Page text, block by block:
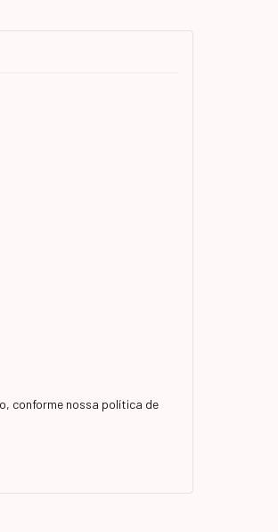
conforme nossa política de